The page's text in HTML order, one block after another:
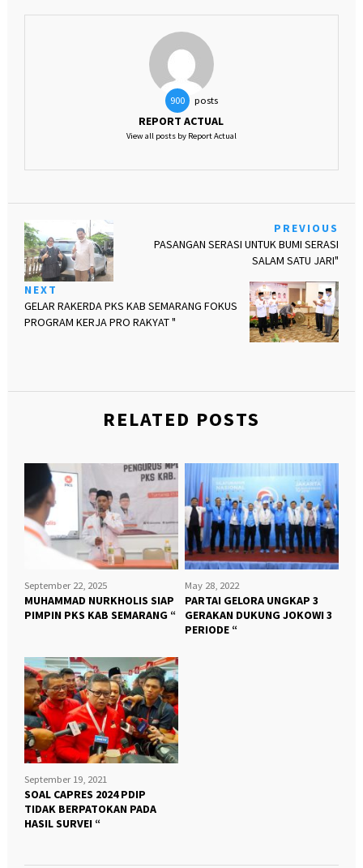
900 posts
REPORT ACTUAL
View all posts by Report Actual
PREVIOUS
PASANGAN SERASI UNTUK BUMI SERASI
SALAM SATU JARI"
NEXT
GELAR RAKERDA PKS KAB SEMARANG FOKUS
PROGRAM KERJA PRO RAKYAT "
RELATED POSTS
September 22, 2025
MUHAMMAD NURKHOLIS SIAP
PIMPIN PKS KAB SEMARANG “
May 28, 2022
PARTAI GELORA UNGKAP 3
GERAKAN DUKUNG JOKOWI 3
PERIODE “
September 19, 2021
SOAL CAPRES 2024 PDIP
TIDAK BERPATOKAN PADA
HASIL SURVEI “